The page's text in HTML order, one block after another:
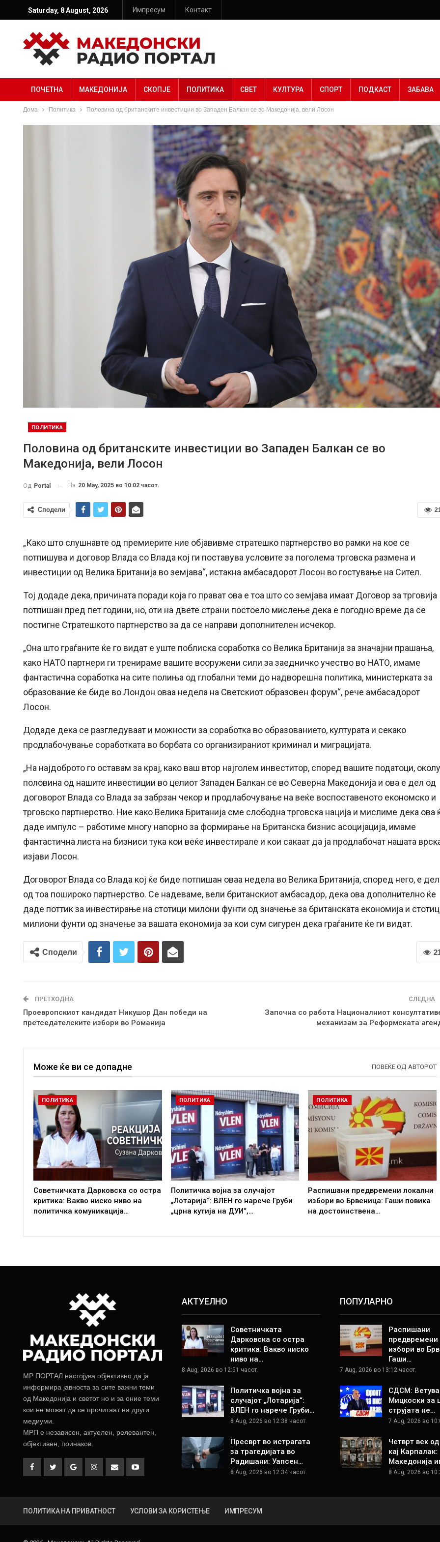
Saturday, 8 August, 2026 Импресум Контакт
ПОЧЕТНА МАКЕДОНИЈА СКОПЈЕ ПОЛИТИКА СВЕТ КУЛТУРА СПОРТ ПОДКАСТ ЗАБАВА
Дома Политика Половина од британските инвестиции во Западен Балкан се во Македонија, вели Лосон
ПОЛИТИКА
Половина од британските инвестиции во Западен Балкан се во
Македонија, вели Лосон
Од Portal На 20 May, 2025 во 10:02 часот.
Сподели
„Како што слушнавте од премиерите ние објавивме стратешко партнерство во рамки на кое се
потпишува и договор Влада со Влада кој ги поставува условите за поголема трговска размена и
инвестиции од Велика Британија во земјава“, истакна амбасадорот Лосон во гостување на Сител.
Тој додаде дека, причината поради која го прават ова е тоа што со земјава имаат Договор за трговија
потпишан пред пет години, но, оти на двете страни постоело мислење дека е погодно време да се
постигне Стратешкото партнерство за да се направи дополнителен исчекор.
„Она што граѓаните ќе го видат е уште поблиска соработка со Велика Британија за значајни прашања,
како НАТО партнери ги тренираме вашите вооружени сили за заедничко учество во НАТО, имаме
фантастична соработка на сите полиња од глобални теми до надворешна политика, министерката за
образование ќе биде во Лондон оваа недела на Светскиот образовен форум“, рече амбасадорот
Лосон.
Додаде дека се разгледуваат и можности за соработка во образованието, културата и секако
продлабочување соработката во борбата со организираниот криминал и миграцијата.
„На најдоброто го оставам за крај, како ваш втор најголем инвеститор, според вашите податоци, околу
половина од нашите инвестиции во целиот Западен Балкан се во Северна Македонија и ова е дел од
договорот Влада со Влада за забрзан чекор и продлабочување на веќе воспоставеното економско и
трговско партнерство. Ние како Велика Британија сме слободна трговска нација и мислиме дека ова
даде импулс – работиме многу напорно за формирање на Британска бизнис асоцијација, имаме
фантастична листа на бизниси тука кои веќе инвестирале и кои сакаат да ја продлабочат нашата
изјави Лосон.
Договорот Влада со Влада кој ќе биде потпишан оваа недела во Велика Британија, според него, е дел
од тоа пошироко партнерство. Се надеваме, вели британскиот амбасадор, дека ова дополнително ќе
даде поттик за инвестирање на стотици милони фунти од значење за британската економија и
милиони фунти од значење за вашата економија за кои сум сигурен дека граѓаните ќе ги видат.
Сподели
ПРЕТХОДНА
Проевропскиот кандидат Никушор Дан победи на
претседателските избори во Романија
СЛЕДНА
Започна со работа Националниот
механизам за Реформската
Може ќе ви се допадне ПОВЕЌЕ ОД АВТОРОТ
ПОЛИТИКА
Советничката Дарковска со остра
критика: Вакво ниско ниво на
политичка комуникација…
ПОЛИТИКА
Политичка војна за случајот
„Лотарија“: ВЛЕН го нарече Груби
„црна кутија на ДУИ“,…
ПОЛИТИКА
Распишани предвремени локални
избори во Брвеница: Гаши повика
на достоинствена…
МР ПОРТАЛ настојува објективно да ја
информира јавноста за сите важни теми
од Македонија и светот но и за оние теми
кои не можат да се прочитаат на други
медиуми.
МРП е независен, актуелен, релевантен,
објективен, поинаков.
АКТУЕЛНО
Советничката
Дарковска со остра
критика: Вакво ниско
ниво на…
8 Aug, 2026 во 12:51 часот.
Политичка војна за
случајот „Лотарија“:
ВЛЕН го нарече Груби…
8 Aug, 2026 во 12:38 часот.
Пресврт во истрагата
за трагедијата во
Радишани: Уапсен…
8 Aug, 2026 во 12:34 часот.
ПОПУЛАРНО
Распишани
предвремени
избори во
Гаши…
7 Aug, 2026 во 13:12 часот.
СДСМ:
Мицкоски за
струјата не…
7 Aug, 2026 во
Четврт век
кај Карпалак:
Македонија
8 Aug, 2026 во
ПОЛИТИКА НА ПРИВАТНОСТ УСЛОВИ ЗА КОРИСТЕЊЕ ИМПРЕСУМ